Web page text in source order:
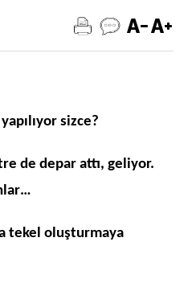
sizce?
de depar attı, geliyor.
tekel oluşturmaya